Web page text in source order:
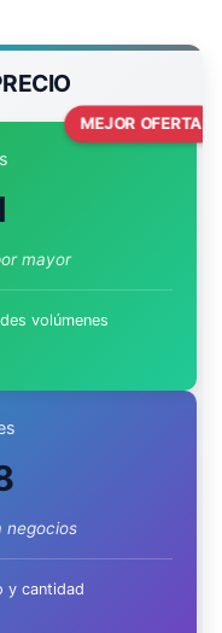
MEJOR OFERTA
mayor
volúmenes
negocios
y cantidad